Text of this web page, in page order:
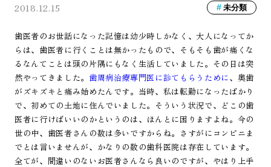
2018.12.15 未分類
歯医者のお世話になった記憶は幼少時しかなく、大人になってか
らは、歯医者に行くことは無かったもので、そもそも歯が痛くな
るなんてことは頭の片隅にもなく生活していました。その日は突
然やってきました。 歯周病治療専門医に診てもらうために、奥歯
がズキズキと痛み始めたんです。当時、私は転勤になったばかり
で、初めての土地に住んでいました。そういう状況で、どこの歯
医者に行けばいいのかというのは、ほんとに困りますよね。今の
世の中、歯医者さんの数は多いですからね。さすがにコンビニま
でとは言いませんが、かなりの数の歯科医院は存在しています。
全てが、間違いのないお医者さんなら良いのですが、やはり上手